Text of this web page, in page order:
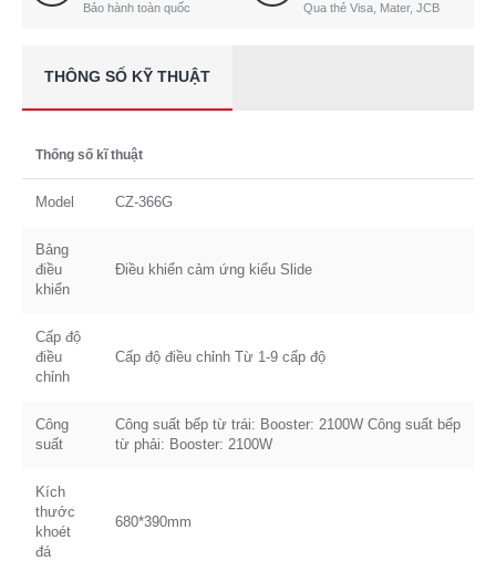
Bảo hành toàn quốc Qua thẻ Visa, Mater, JCB
THÔNG SỐ KỸ THUẬT
Thống số kĩ thuật
Model CZ-366G
Bảng
điều
khiển
Điều khiển cảm ứng kiểu Slide
Cấp độ
điều
chỉnh
Cấp độ điều chỉnh Từ 1-9 cấp độ
Công
suất
Công suất bếp từ trái: Booster: 2100W Công suất bếp
từ phải: Booster: 2100W
Kích
thước
khoét
đá
680*390mm